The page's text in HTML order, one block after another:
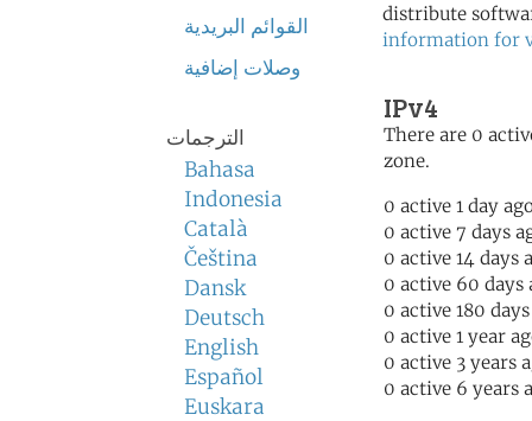
القوائم البريدية
وصلات إضافية
الترجمات
Bahasa
Indonesia
Català
Čeština
Dansk
Deutsch
English
Español
Euskara
distribute
information for
IPv4
There are 0
zone.
0 active 1 day
0 active 7 days
0 active 14 days
0 active 60 days
0 active 180
0 active 1 year
0 active 3 years
0 active 6 years